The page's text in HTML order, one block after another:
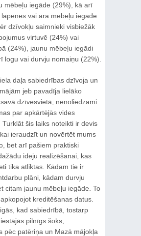
mēbeļu iegāde (29%), kā arī
vai āra mēbeļu iegāde
dzīvokļu saimnieki visbiežāk
virtuvē (24%) vai
(24%), jaunu mēbeļu iegādi
logu vai durvju nomaiņu (22%).
daļa sabiedrības dzīvoja un
jeb pavadīja lielāko
dzīvesvietā, nenoliedzami
par apkārtējās vides
Turklāt šis laiks noteikti ir devis
ieraudzīt un novērtēt mums
bet arī pašiem praktiski
ideju realizēšanai, kas
tika atliktas. Kādam tie ir
plāni, kādam durvju
citam jaunu mēbeļu iegāde. To
kreditēšanas datus.
kad sabiedrībā, tostarp
pilnīgs šoks,
pēc patēriņa un Mazā mājokļa